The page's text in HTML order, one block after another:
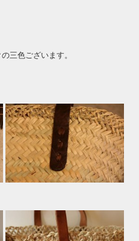
三色ございます。